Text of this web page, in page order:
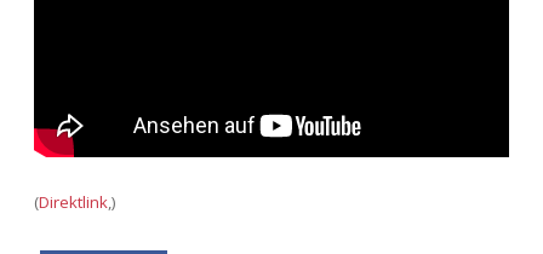
(Direktlink,)